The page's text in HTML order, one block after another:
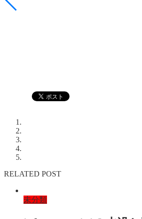
RELATED POST
未分類